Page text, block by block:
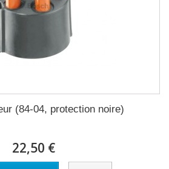
(84-04, protection noire)
22,50 €